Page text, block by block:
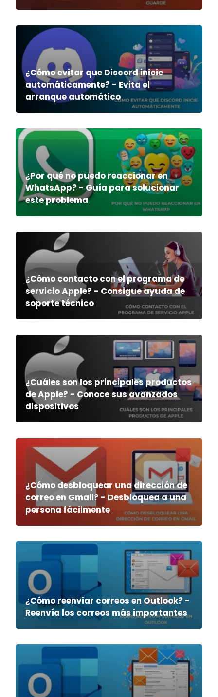
¿Cómo evitar que Discord inicie
automáticamente? - Evita el
arranque automático
¿Por qué no puedo reaccionar en
WhatsApp? - Guía para solucionar
este problema
¿Cómo contacto con el programa de
servicio Apple? - Consigue ayuda de
soporte técnico
¿Cuáles son los principales productos
de Apple? - Conoce sus avanzados
dispositivos
¿Cómo desbloquear una dirección de
correo en Gmail? - Desbloquea a una
persona fácilmente
¿Cómo reenviar correos en Outlook? -
Reenvía los correos más importantes